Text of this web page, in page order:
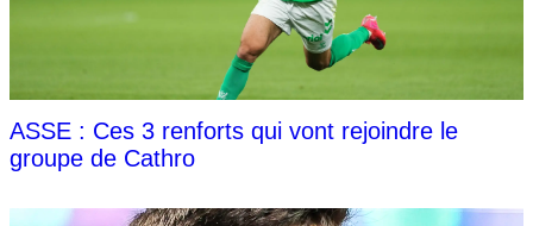
ASSE : Ces 3 renforts qui vont rejoindre le
groupe de Cathro